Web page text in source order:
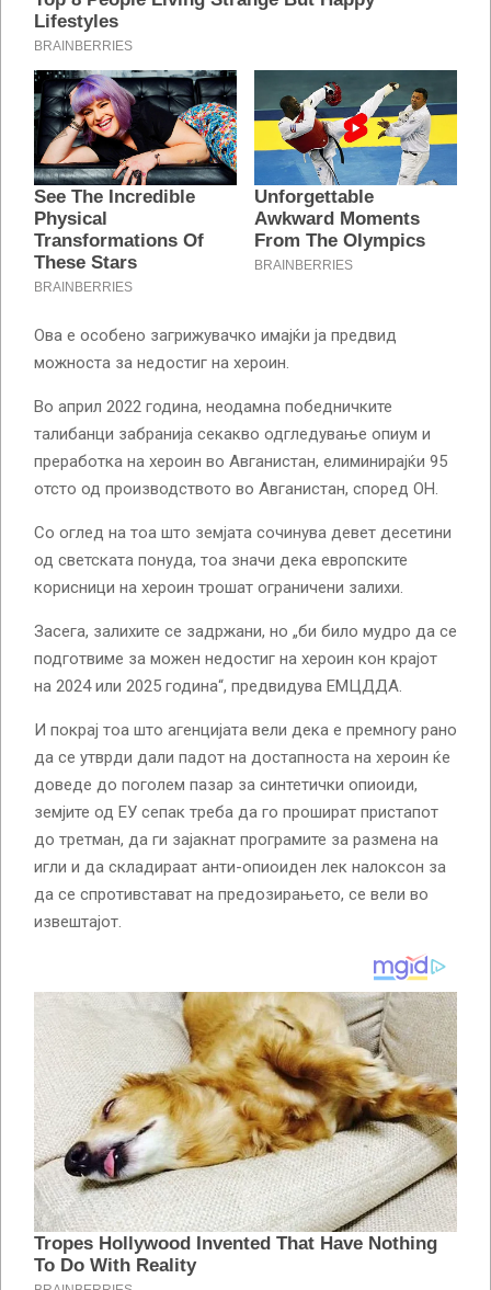
Ова е особено загрижувачко имајќи ја предвид
можноста за недостиг на хероин.
Во април 2022 година, неодамна победничките
талибанци забранија секакво одгледување опиум и
преработка на хероин во Авганистан, елиминирајќи 95
отсто од производството во Авганистан, според ОН.
Со оглед на тоа што земјата сочинува девет десетини
од светската понуда, тоа значи дека европските
корисници на хероин трошат ограничени залихи.
Засега, залихите се задржани, но „би било мудро да се
подготвиме за можен недостиг на хероин кон крајот
на 2024 или 2025 година“, предвидува ЕМЦДДА.
И покрај тоа што агенцијата вели дека е премногу рано
да се утврди дали падот на достапноста на хероин ќе
доведе до поголем пазар за синтетички опиоиди,
земјите од ЕУ сепак треба да го прошират пристапот
до третман, да ги зајакнат програмите за размена на
игли и да складираат анти-опиоиден лек налоксон за
да се спротивстават на предозирањето, се вели во
извештајот.